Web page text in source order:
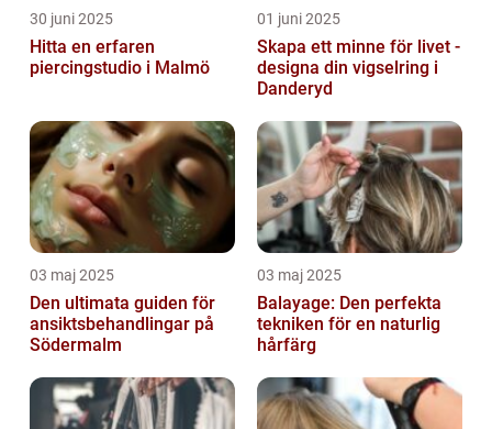
30 juni 2025
Hitta en erfaren
piercingstudio i Malmö
01 juni 2025
Skapa ett minne för livet -
designa din vigselring i
Danderyd
03 maj 2025
Den ultimata guiden för
ansiktsbehandlingar på
Södermalm
03 maj 2025
Balayage: Den perfekta
tekniken för en naturlig
hårfärg